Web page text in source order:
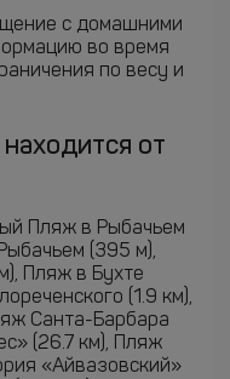
с домашними
во время
по весу и
от
Пляж в Рыбачьем
(395 м),
Пляж в Бухте
(1.9 км),
Санта-Барбара
(26.7 км), Пляж
«Айвазовский»